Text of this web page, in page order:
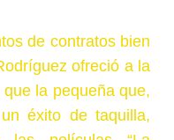
de contratos bien
ofreció a la
la pequeña que,
éxito de taquilla,